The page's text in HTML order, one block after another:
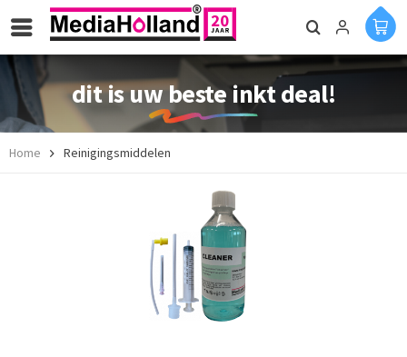
dit is uw beste inkt deal!
Home Reinigingsmiddelen